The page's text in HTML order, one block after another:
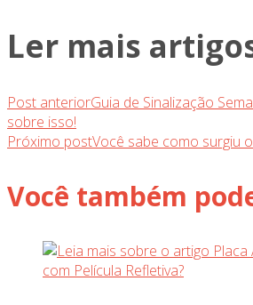
Ler mais
Post anteriorGuia de Sinalização
sobre isso!
Próximo postVocê sabe como surgiu
Você também